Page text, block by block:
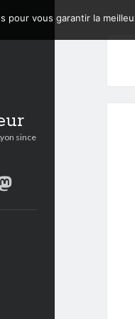
since
mastodon
pour vous garantir la